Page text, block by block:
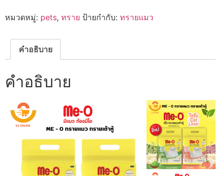
Cat
แมว
ทราย
เต้าหู้
ชิ้น
หมวดหมู่: pets, ทราย ป้ายกำกับ: ทรายแมว
คำอธิบาย
คำอธิบาย